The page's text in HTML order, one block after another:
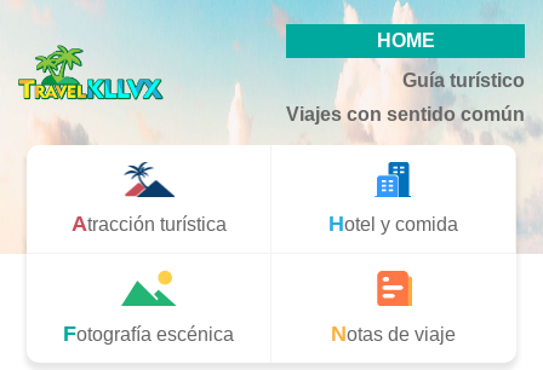
HOME
Guía turístico
Viajes con sentido común
Atracción turística Hotel y comida
Fotografía escénica Notas de viaje